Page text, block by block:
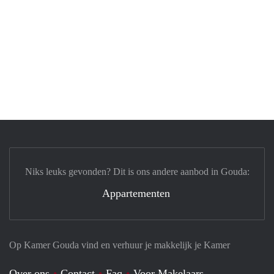
Op Kamer Gouda vind en verhuur je makkelijk je Kamer
Niks leuks gevonden? Dit is ons andere aanbod in Gouda:
Appartementen